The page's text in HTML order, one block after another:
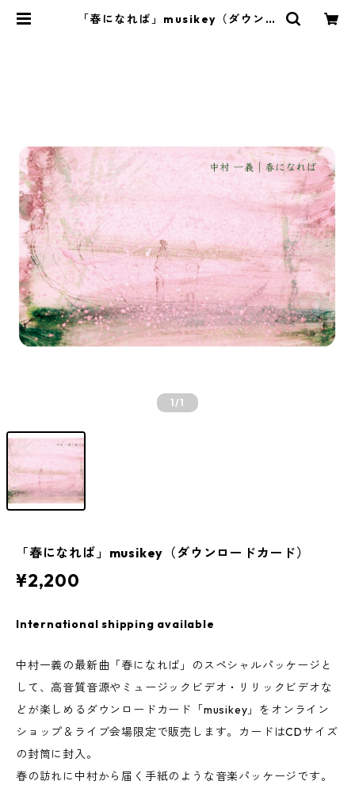
「春になれば」musikey（ダウンロ
1/1
「春になれば」musikey（ダウンロードカード）
¥2,200
International shipping available
中村一義の最新曲「春になれば」のスペシャルパッケージと
して、高音質音源やミュージックビデオ・リリックビデオな
どが楽しめるダウンロードカード「musikey」をオンライン
ショップ＆ライブ会場限定で販売します。カードはCDサイズ
の封筒に封入。
春の訪れに中村から届く手紙のような音楽パッケージです。